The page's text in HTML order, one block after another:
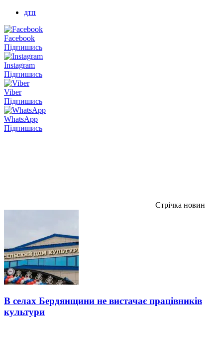
дтп
Facebook
Підпишись
Instagram
Підпишись
Viber
Підпишись
WhatsApp
Підпишись
Стрічка новин
В селах Бердянщини не вистачає працівників
культури